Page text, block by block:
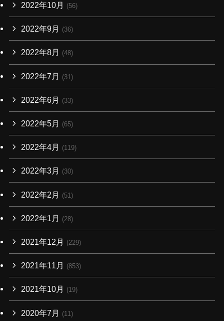
2022年10月 (56)
2022年9月 (36)
2022年8月 (48)
2022年7月 (31)
2022年6月 (33)
2022年5月 (65)
2022年4月 (119)
2022年3月 (30)
2022年2月 (51)
2022年1月 (28)
2021年12月 (229)
2021年11月 (853)
2021年10月 (19)
2020年7月 (11)